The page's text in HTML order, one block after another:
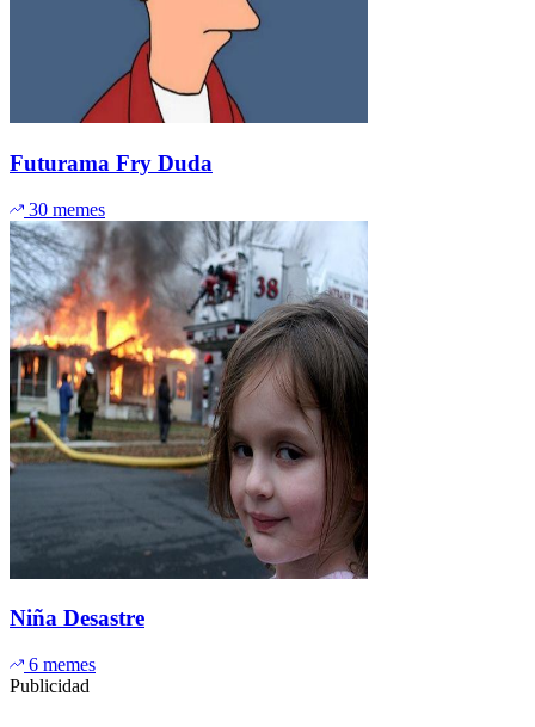
Futurama Fry Duda
30 memes
Niña Desastre
6 memes
Publicidad